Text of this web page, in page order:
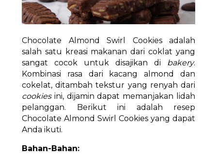
Chocolate Almond Swirl Cookies adalah
salah satu kreasi makanan dari coklat yang
sangat cocok untuk disajikan di
bakery.
Kombinasi rasa dari kacang almond dan
cokelat, ditambah tekstur yang renyah dari
cookiesini, dijamin dapat memanjakan lidah
pelanggan. Berikut ini adalah resep
Chocolate Almond Swirl Cookies yang dapat
Anda ikuti.
Bahan-Bahan: